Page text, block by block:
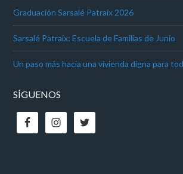
Graduación Sarsalé Patraix 2026
Sarsalé Patraix: Escuela de Familias de Junio
Un paso más hacia una vivienda digna para
SÍGUENOS